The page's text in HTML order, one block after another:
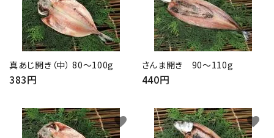
真あじ開き（中） 80～100g
383円
さんま開き 90～110g
440円
favorite favorite